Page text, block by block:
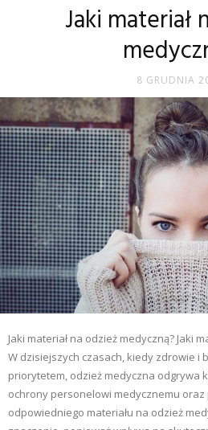
Jaki materiał
8 GRUDNIA
Jaki materiał na odzież medyczną? Jaki
W dzisiejszych czasach, kiedy zdrowie i
priorytetem, odzież medyczna odgrywa
ochrony personelowi medycznemu oraz
odpowiedniego materiału na odzież